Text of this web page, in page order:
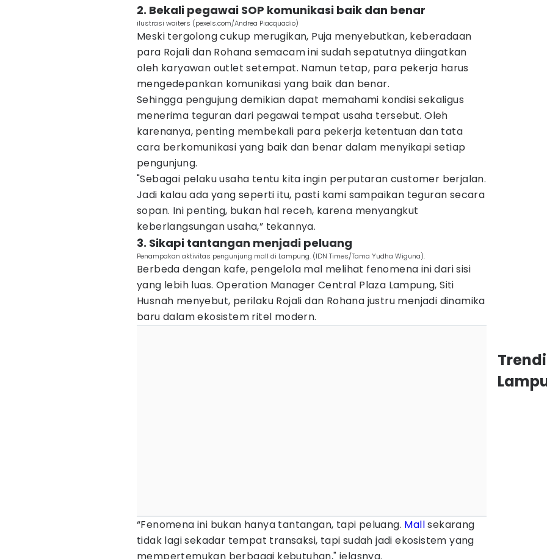
2. Bekali pegawai SOP komunikasi baik dan benar
ilustrasi waiters (pexels.com/Andrea Piacquadio)
Meski tergolong cukup merugikan, Puja menyebutkan, keberadaan
para Rojali dan Rohana semacam ini sudah sepatutnya diingatkan
oleh karyawan outlet setempat. Namun tetap, para pekerja harus
mengedepankan komunikasi yang baik dan benar.
Sehingga pengujung demikian dapat memahami kondisi sekaligus
menerima teguran dari pegawai tempat usaha tersebut. Oleh
karenanya, penting membekali para pekerja ketentuan dan tata
cara berkomunikasi yang baik dan benar dalam menyikapi setiap
pengunjung.
"Sebagai pelaku usaha tentu kita ingin perputaran customer berjalan.
Jadi kalau ada yang seperti itu, pasti kami sampaikan teguran secara
sopan. Ini penting, bukan hal receh, karena menyangkut
keberlangsungan usaha,” tekannya.
3. Sikapi tantangan menjadi peluang
Penampakan aktivitas pengunjung mall di Lampung. (IDN Times/Tama Yudha Wiguna).
Berbeda dengan kafe, pengelola mal melihat fenomena ini dari sisi
yang lebih luas. Operation Manager Central Plaza Lampung, Siti
Husnah menyebut, perilaku Rojali dan Rohana justru menjadi dinamika
baru dalam ekosistem ritel modern.
“Fenomena ini bukan hanya tantangan, tapi peluang. Mallsekarang
tidak lagi sekadar tempat transaksi, tapi sudah jadi ekosistem yang